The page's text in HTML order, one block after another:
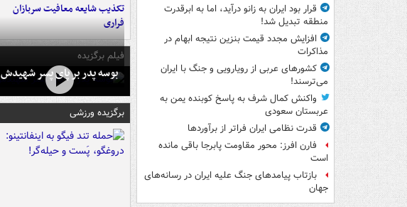
قرار بود ایران به زانو درآید، اما به ابرقدرت
منطقه تبدیل شد!
افزایش مجدد قیمت بنزین نتیجه ابهام در
مذاکرات
کشورهای عربی از رویارویی و جنگ با ایران
می‌ترسند!
واکنش کمال شرف به پاسخ کوبنده یمن به
عربستان سعودی
قدرت نظامی ایران فراتر از برآوردها
فارن افرز: محور مقاومت پابرجا باقی مانده
است
بازتاب پیامدهای جنگ علیه ایران در رسانه‌های
جهان
تکذیب شایعه معافیت سربازان
فراری
فیلم برگزیده
بوسه‌ پدر بر پای پسر شهیدش
برگزیده ورزشی